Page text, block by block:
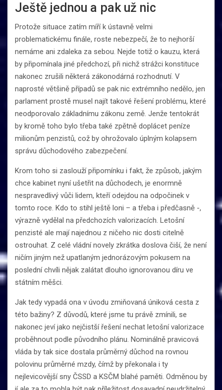
Ještě jednou a pak už nic
Protože situace zatím míří k ústavně velmi
problematickému finále, roste nebezpečí, že to nejhorší
nemáme ani zdaleka za sebou. Nejde totiž o kauzu, která
by připomínala jiné předchozí, při nichž strážci konstituce
nakonec zrušili některá zákonodárná rozhodnutí. V
naprosté většině případů se pak nic extrémního nedělo, jen
parlament prostě musel najít takové řešení problému, které
neodporovalo základnímu zákonu země. Jenže tentokrát
by kromě toho bylo třeba také zpětně doplácet peníze
milionům penzistů, což by ohrožovalo úplným kolapsem
správu důchodového zabezpečení.
Krom toho si zaslouží připomínku i fakt, že způsob, jakým
chce kabinet nyní ušetřit na důchodech, je enormně
nespravedlivý vůči lidem, kteří odejdou na odpočinek v
tomto roce. Kdo to stihl ještě loni – a třeba i předčasně -,
výrazně vydělal na předchozích valorizacích. Letošní
penzisté ale mají najednou z ničeho nic dosti citelně
ostrouhat. Z celé vládní novely zkrátka doslova čiší, že není
ničím jiným než upatlaným jednorázovým pokusem na
poslední chvíli nějak zalátat dlouho ignorovanou díru ve
státním měšci.
Jak tedy vypadá ona v úvodu zmiňovaná úniková cesta z
této bažiny? Z důvodů, které jsme tu právě zmínili, se
nakonec jeví jako nejčistší řešení nechat letošní valorizace
proběhnout podle původního plánu. Nominálně pravicová
vláda by tak sice dostala průměrný důchod na rovnou
polovinu průměrné mzdy, čímž by překonala i ty
nejlevicovější sny ČSSD a KSČM blahé paměti. Odměnou by